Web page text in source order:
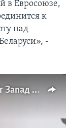
в Евросоюзе,
к
над
-
Светлана Тихановская призывает Запад разработать «План Маршала» для Беларуси